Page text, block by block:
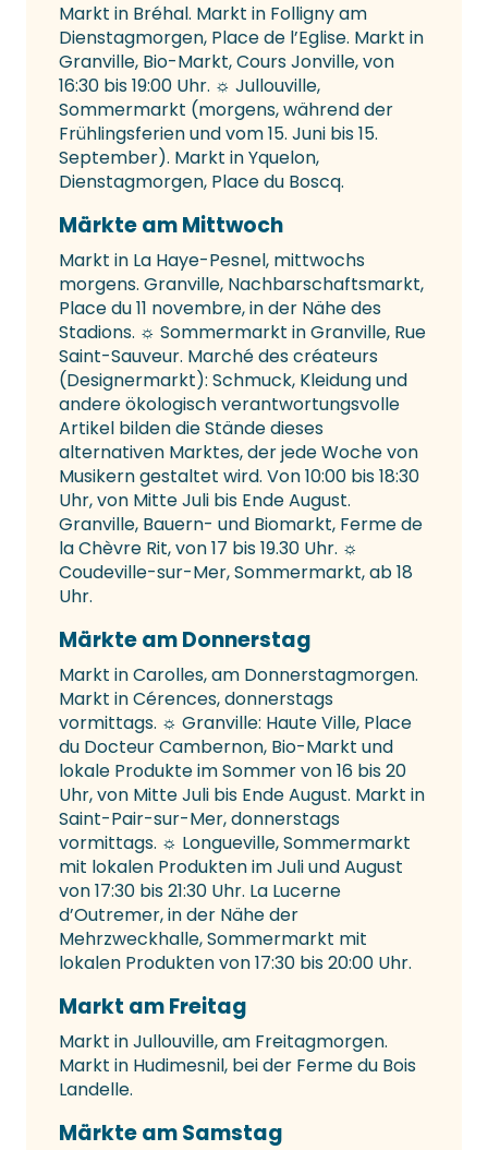
Markt in Bréhal. Markt in Folligny am
Dienstagmorgen, Place de l’Eglise. Markt in
Granville, Bio-Markt, Cours Jonville, von
16:30 bis 19:00 Uhr. ☼ Jullouville,
Sommermarkt (morgens, während der
Frühlingsferien und vom 15. Juni bis 15.
September). Markt in Yquelon,
Dienstagmorgen, Place du Boscq.
Märkte am Mittwoch
Markt in La Haye-Pesnel, mittwochs
morgens. Granville, Nachbarschaftsmarkt,
Place du 11 novembre, in der Nähe des
Stadions. ☼ Sommermarkt in Granville, Rue
Saint-Sauveur. Marché des créateurs
(Designermarkt): Schmuck, Kleidung und
andere ökologisch verantwortungsvolle
Artikel bilden die Stände dieses
alternativen Marktes, der jede Woche von
Musikern gestaltet wird. Von 10:00 bis 18:30
Uhr, von Mitte Juli bis Ende August.
Granville, Bauern- und Biomarkt, Ferme de
la Chèvre Rit, von 17 bis 19.30 Uhr. ☼
Coudeville-sur-Mer, Sommermarkt, ab 18
Uhr.
Märkte am Donnerstag
Markt in Carolles, am Donnerstagmorgen.
Markt in Cérences, donnerstags
vormittags. ☼ Granville: Haute Ville, Place
du Docteur Cambernon, Bio-Markt und
lokale Produkte im Sommer von 16 bis 20
Uhr, von Mitte Juli bis Ende August. Markt in
Saint-Pair-sur-Mer, donnerstags
vormittags. ☼ Longueville, Sommermarkt
mit lokalen Produkten im Juli und August
von 17:30 bis 21:30 Uhr. La Lucerne
d’Outremer, in der Nähe der
Mehrzweckhalle, Sommermarkt mit
lokalen Produkten von 17:30 bis 20:00 Uhr.
Markt am Freitag
Markt in Jullouville, am Freitagmorgen.
Markt in Hudimesnil, bei der Ferme du Bois
Landelle.
Märkte am Samstag